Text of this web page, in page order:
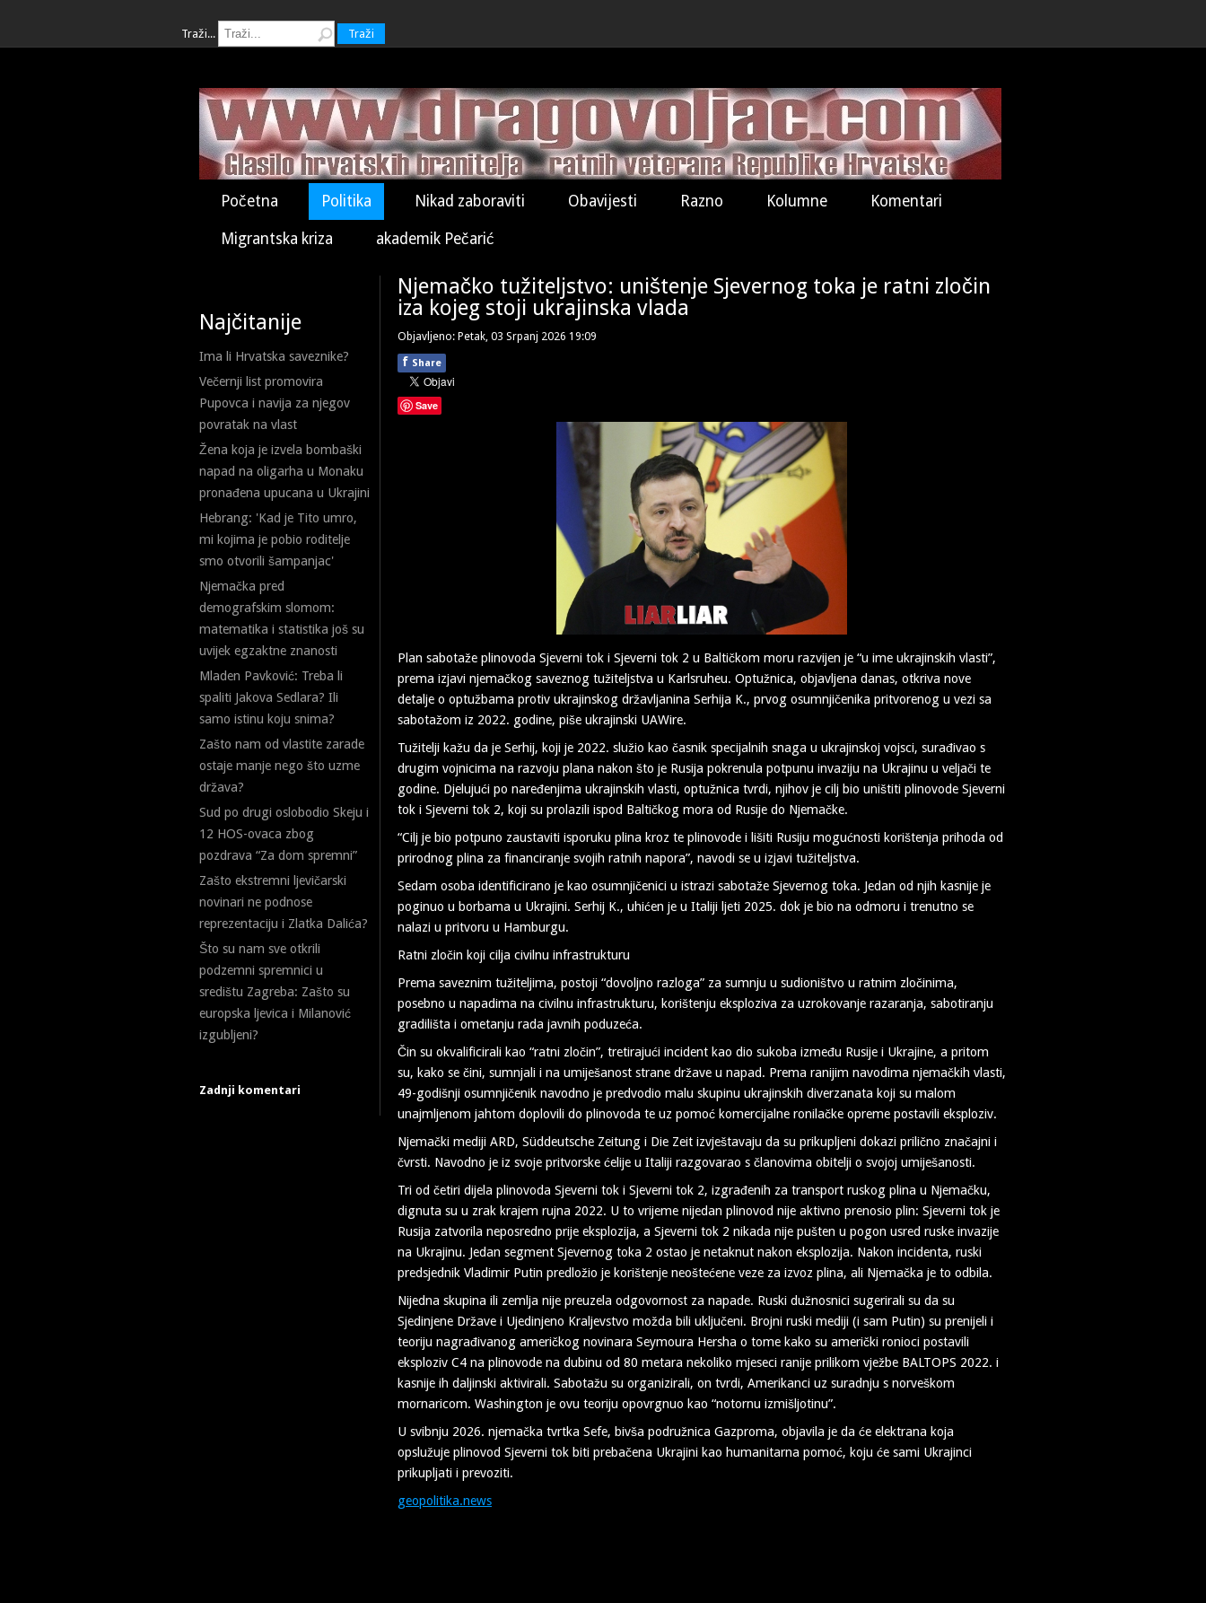
Traži... Traži
Početna Politika Nikad zaboraviti Obavijesti Razno Kolumne Komentari
Migrantska kriza akademik Pečarić
Najčitanije
Ima li Hrvatska saveznike?
Večernji list promovira
Pupovca i navija za njegov
povratak na vlast
Žena koja je izvela bombaški
napad na oligarha u Monaku
pronađena upucana u Ukrajini
Hebrang: 'Kad je Tito umro,
mi kojima je pobio roditelje
smo otvorili šampanjac'
Njemačka pred
demografskim slomom:
matematika i statistika još su
uvijek egzaktne znanosti
Mladen Pavković: Treba li
spaliti Jakova Sedlara? Ili
samo istinu koju snima?
Zašto nam od vlastite zarade
ostaje manje nego što uzme
država?
Sud po drugi oslobodio Skeju i
12 HOS-ovaca zbog
pozdrava “Za dom spremni”
Zašto ekstremni ljevičarski
novinari ne podnose
reprezentaciju i Zlatka Dalića?
Što su nam sve otkrili
podzemni spremnici u
središtu Zagreba: Zašto su
europska ljevica i Milanović
izgubljeni?
Zadnji komentari
Njemačko tužiteljstvo: uništenje Sjevernog toka je ratni zločin
iza kojeg stoji ukrajinska vlada
Objavljeno: Petak, 03 Srpanj 2026 19:09
f Share
Save
Plan sabotaže plinovoda Sjeverni tok i Sjeverni tok 2 u Baltičkom moru razvijen je “u ime ukrajinskih vlasti”,
prema izjavi njemačkog saveznog tužiteljstva u Karlsruheu. Optužnica, objavljena danas, otkriva nove
detalje o optužbama protiv ukrajinskog državljanina Serhija K., prvog osumnjičenika pritvorenog u vezi sa
sabotažom iz 2022. godine, piše ukrajinski UAWire.
Tužitelji kažu da je Serhij, koji je 2022. služio kao časnik specijalnih snaga u ukrajinskoj vojsci, surađivao s
drugim vojnicima na razvoju plana nakon što je Rusija pokrenula potpunu invaziju na Ukrajinu u veljači te
godine. Djelujući po naređenjima ukrajinskih vlasti, optužnica tvrdi, njihov je cilj bio uništiti plinovode Sjeverni
tok i Sjeverni tok 2, koji su prolazili ispod Baltičkog mora od Rusije do Njemačke.
“Cilj je bio potpuno zaustaviti isporuku plina kroz te plinovode i lišiti Rusiju mogućnosti korištenja prihoda od
prirodnog plina za financiranje svojih ratnih napora”, navodi se u izjavi tužiteljstva.
Sedam osoba identificirano je kao osumnjičenici u istrazi sabotaže Sjevernog toka. Jedan od njih kasnije je
poginuo u borbama u Ukrajini. Serhij K., uhićen je u Italiji ljeti 2025. dok je bio na odmoru i trenutno se
nalazi u pritvoru u Hamburgu.
Ratni zločin koji cilja civilnu infrastrukturu
Prema saveznim tužiteljima, postoji “dovoljno razloga” za sumnju u sudioništvo u ratnim zločinima,
posebno u napadima na civilnu infrastrukturu, korištenju eksploziva za uzrokovanje razaranja, sabotiranju
gradilišta i ometanju rada javnih poduzeća.
Čin su okvalificirali kao “ratni zločin”, tretirajući incident kao dio sukoba između Rusije i Ukrajine, a pritom
su, kako se čini, sumnjali i na umiješanost strane države u napad. Prema ranijim navodima njemačkih vlasti,
49-godišnji osumnjičenik navodno je predvodio malu skupinu ukrajinskih diverzanata koji su malom
unajmljenom jahtom doplovili do plinovoda te uz pomoć komercijalne ronilačke opreme postavili eksploziv.
Njemački mediji ARD, Süddeutsche Zeitung i Die Zeit izvještavaju da su prikupljeni dokazi prilično značajni i
čvrsti. Navodno je iz svoje pritvorske ćelije u Italiji razgovarao s članovima obitelji o svojoj umiješanosti.
Tri od četiri dijela plinovoda Sjeverni tok i Sjeverni tok 2, izgrađenih za transport ruskog plina u Njemačku,
dignuta su u zrak krajem rujna 2022. U to vrijeme nijedan plinovod nije aktivno prenosio plin: Sjeverni tok je
Rusija zatvorila neposredno prije eksplozija, a Sjeverni tok 2 nikada nije pušten u pogon usred ruske invazije
na Ukrajinu. Jedan segment Sjevernog toka 2 ostao je netaknut nakon eksplozija. Nakon incidenta, ruski
predsjednik Vladimir Putin predložio je korištenje neoštećene veze za izvoz plina, ali Njemačka je to odbila.
Nijedna skupina ili zemlja nije preuzela odgovornost za napade. Ruski dužnosnici sugerirali su da su
Sjedinjene Države i Ujedinjeno Kraljevstvo možda bili uključeni. Brojni ruski mediji (i sam Putin) su prenijeli i
teoriju nagrađivanog američkog novinara Seymoura Hersha o tome kako su američki ronioci postavili
eksploziv C4 na plinovode na dubinu od 80 metara nekoliko mjeseci ranije prilikom vježbe BALTOPS 2022. i
kasnije ih daljinski aktivirali. Sabotažu su organizirali, on tvrdi, Amerikanci uz suradnju s norveškom
mornaricom. Washington je ovu teoriju opovrgnuo kao “notornu izmišljotinu”.
U svibnju 2026. njemačka tvrtka Sefe, bivša podružnica Gazproma, objavila je da će elektrana koja
opslužuje plinovod Sjeverni tok biti prebačena Ukrajini kao humanitarna pomoć, koju će sami Ukrajinci
prikupljati i prevoziti.
geopolitika.news